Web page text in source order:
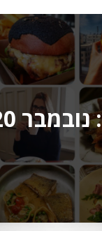
נובמבר 2020